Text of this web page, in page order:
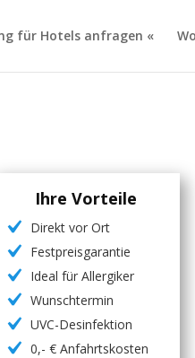
für Hotels anfragen «
Ihre Vorteile
Direkt vor Ort
Festpreisgarantie
Ideal für Allergiker
Wunschtermin
UVC-Desinfektion
0,- € Anfahrtskosten